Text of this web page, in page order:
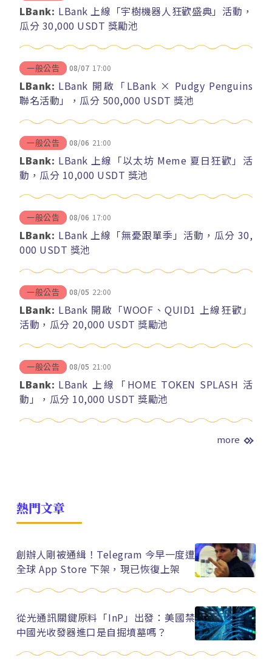
LBank: LBank 上線「宇樹機器人狂歡盛典」活動，
瓜分 30,000 USDT 獎勵池
一般公告 08/07 17:00
LBank: LBank 開啟「LBank × Pudgy Penguins
聯名活動」，瓜分 500,000 USDT 獎池
一般公告 08/06 21:00
LBank: LBank 上線「以太坊 Meme 夏日狂歡」活
動，瓜分 10,000 USDT 獎池
一般公告 08/06 17:00
LBank: LBank 上線「無憂跟單季」活動，瓜分 30,
000 USDT 獎池
一般公告 08/05 22:00
LBank: LBank 開啟「WOOF、QUID1 上線狂歡」
活動，瓜分 20,000 USDT 獎勵池
一般公告 08/05 21:00
LBank: LBank 上線「HOME TOKEN SPLASH 活
動」，瓜分 10,000 USDT 獎勵池
more
熱門文章
創辦人剛被通緝！Telegram 今早一度遭
全球 App Store 下架，現已恢復上架
從光通訊關鍵原料「InP」出發：美國禁
中國光收發器進口是自掘墳墓嗎？